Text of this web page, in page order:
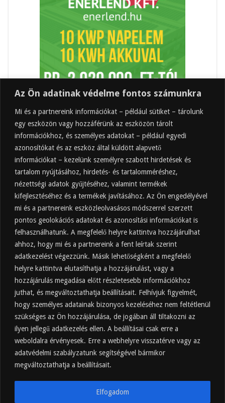
Az Ön adatinak védelme fontos számunkra
Mi és a partnereink információkat – például sütiket – tárolunk
egy eszközön vagy hozzáférünk az eszközön tárolt
információkhoz, és személyes adatokat – például egyedi
azonosítókat és az eszköz által küldött alapvető
információkat – kezelünk személyre szabott hirdetések és
tartalom nyújtásához, hirdetés- és tartalomméréshez,
nézettségi adatok gyűjtéséhez, valamint termékek
kifejlesztéséhez és a termékek javításához. Az Ön engedélyével
mi és a partnereink eszközleolvasásos módszerrel szerzett
pontos geolokációs adatokat és azonosítási információkat is
felhasználhatunk. A megfelelő helyre kattintva hozzájárulhat
ahhoz, hogy mi és a partnereink a fent leírtak szerint
adatkezelést végezzünk. Másik lehetőségként a megfelelő
helyre kattintva elutasíthatja a hozzájárulást, vagy a
hozzájárulás megadása előtt részletesebb információkhoz
juthat, és megváltoztathatja beállításait. Felhívjuk figyelmét,
hogy személyes adatainak bizonyos kezeléséhez nem feltétlenül
szükséges az Ön hozzájárulása, de jogában áll tiltakozni az
ilyen jellegű adatkezelés ellen. A beállításai csak erre a
weboldalra érvényesek. Erre a webhelyre visszatérve vagy az
adatvédelmi szabályzatunk segítségével bármikor
megváltoztathatja a beállításait.
Elfogadom
Felkapott
Almaecet mire jó? 21 gyakori felhasználási
terület
2025.10.31.
Almaecet fogyasztása: mikor, mennyit, mivel
hígítva?
2025.10.30.
Almaecet hatása a szervezetre –
Mit mond a kutatás?
2025.10.15.
Almaecet – Teljes útmutató:
hatások, felhasználás, kockázatok,
beszerzés
2025.10.14.
Ipari napelem cégeknek – esettanulmányok és
ajánlatkérés